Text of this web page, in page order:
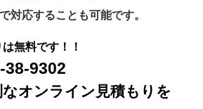
対応することも可能です。
無料です！！
9302
オンライン見積もりを